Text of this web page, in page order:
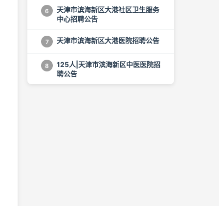
6
天津市滨海新区大港社区卫生服务
中心招聘公告
7 天津市滨海新区大港医院招聘公告
8
125人|天津市滨海新区中医医院招
聘公告